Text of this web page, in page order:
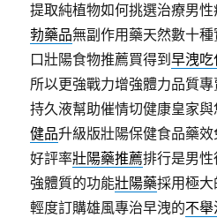
提取純植物如何挑選治療男
勃藥品無副作用藥天然數十
口壯陽食物推薦買得到早洩吃
所以更強戰力增強體力品質專
持久液幫助催情切健康皇家
健品升級版壯陽保健食品藥
好評率壯陽藥推薦排行是男
強體質的功能壯陽藥採用極
輕度訂購雄風專治早洩的不